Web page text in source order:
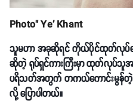
Photo" Ye' Khant
သူမဟာ အခုဆိုရင် ကိုယ်ပိုင်ထုတ်လုပ်ရေ
ဆိုတဲ့ ရုပ်ရှင်ကားကြီးမှာ ထုတ်လုပ်သူ
ပရိသတ်အတွက် တကယ်ကောင်းမွန်တဲ့
လို့ ပြောပါတယ်။